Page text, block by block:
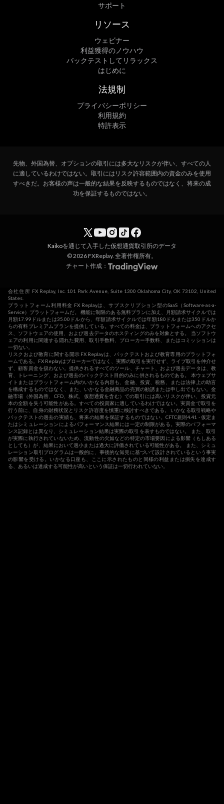
サポート
リソース
ウェビナー
利益獲得のノウハウ
バックテストしてリラックス
はじめに
法規制
プライバシーポリシー
利用規約
特許表示
先物、外国為替、オプションの取引には多大なリスクが伴い、すべての人
に適しているわけではない。取引にはリスク許容範囲内の資金のみを使用
すべきだ。お客様の声は一般的な結果を反映するものではなく、将来の成
功を保証するものではない。
Kaikoを通じて入手した仮想通貨取引所のデータ
© 2026 FXReplay. 全著作権所有。
チャート作成：
会社住所 FX Replay, Inc. 101 Park Avenue, Suite 1300 Oklahoma City, OK 73102, United
States.
プラットフォーム利用料金 FX Replayは、サブスクリプション型のSaaS（Software-as-a-
Service）プラットフォームだ。 機能に制限のある無料プランに加え、月額請求サイクルでは
月額17.99ドルまたは35.00ドルから、年額請求サイクルでは年額180ドルまたは350ドルか
らの有料プレミアムプランを提供している。すべての料金は、プラットフォームへのアクセ
ス、ソフトウェアの使用、および過去データのホスティングのみを対象とする。 当ソフトウ
ェアの利用に関連する隠れた費用、取引手数料、ブローカー手数料、またはコミッションは
一切ない。
リスクおよび教育に関する開示 FX Replayは、バックテストおよび教育専用のプラットフォ
ームである。FX Replayはブローカーではなく、実際の取引を実行せず、ライブ取引を仲介せ
ず、顧客資金を扱わない。提供されるすべてのツール、チャート、および過去データは、教
育、トレーニング、および過去のバックテスト目的のみに供されるものである。 本ウェブサ
イトまたはプラットフォーム内のいかなる内容も、金融、投資、税務、または法律上の助言
を構成するものではなく、また、いかなる金融商品の売買の勧誘または申し出でもない。金
融市場（外国為替、CFD、株式、仮想通貨を含む）での取引には高いリスクが伴い、投資元
本の全額を失う可能性がある。すべての投資家に適しているわけではない。実資金で取引を
行う前に、自身の財務状況とリスク許容度を慎重に検討すべきである。 いかなる取引戦略や
バックテストの過去の実績も、将来の結果を保証するものではない。CFTC規則4.41 - 仮定ま
たはシミュレーションによるパフォーマンス結果には一定の制限がある。実際のパフォーマ
ンス記録とは異なり、シミュレーション結果は実際の取引を表すものではない。 また、取引
が実際に執行されていないため、流動性の欠如などの特定の市場要因による影響（もしある
としても）が、結果において過小または過大に評価されている可能性がある。 また、シミュ
レーション取引プログラムは一般的に、事後的な知見に基づいて設計されているという事実
の影響を受ける。いかなる口座も、ここに示されたものと同様の利益または損失を達成す
る、あるいは達成する可能性が高いという保証は一切行われていない。